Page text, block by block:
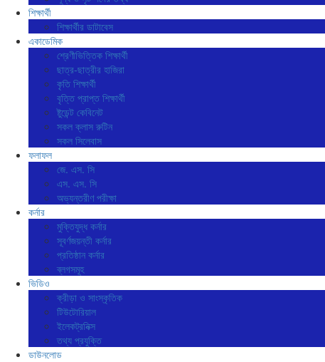
শিক্ষার্থী
শিক্ষার্থীর ডাটাবেস
একাডেমিক
শ্রেণীভিত্তিক শিক্ষার্থী
ছাত্র-ছাত্রীর হাজিরা
কৃতি শিক্ষার্থী
বৃত্তি প্রাপ্ত শিক্ষার্থী
ষ্টুডেন্ট কেবিনেট
সকল ক্লাস রুটিন
সকল সিলেবাস
ফলাফল
জে. এস. সি
এস. এস. সি
অভ্যন্তরীণ পরীক্ষা
কর্নার
মুক্তিযুদ্ধ কর্নার
সূবর্ণজয়ন্তী কর্নার
প্রতিষ্ঠান কর্নার
ব্লগসমূহ
ভিডিও
ক্রীড়া ও সাংস্কৃতিক
টিউটোরিয়াল
ইলেকট্রনিক্স
তথ্য প্রযুক্তি
ডাউনলোড